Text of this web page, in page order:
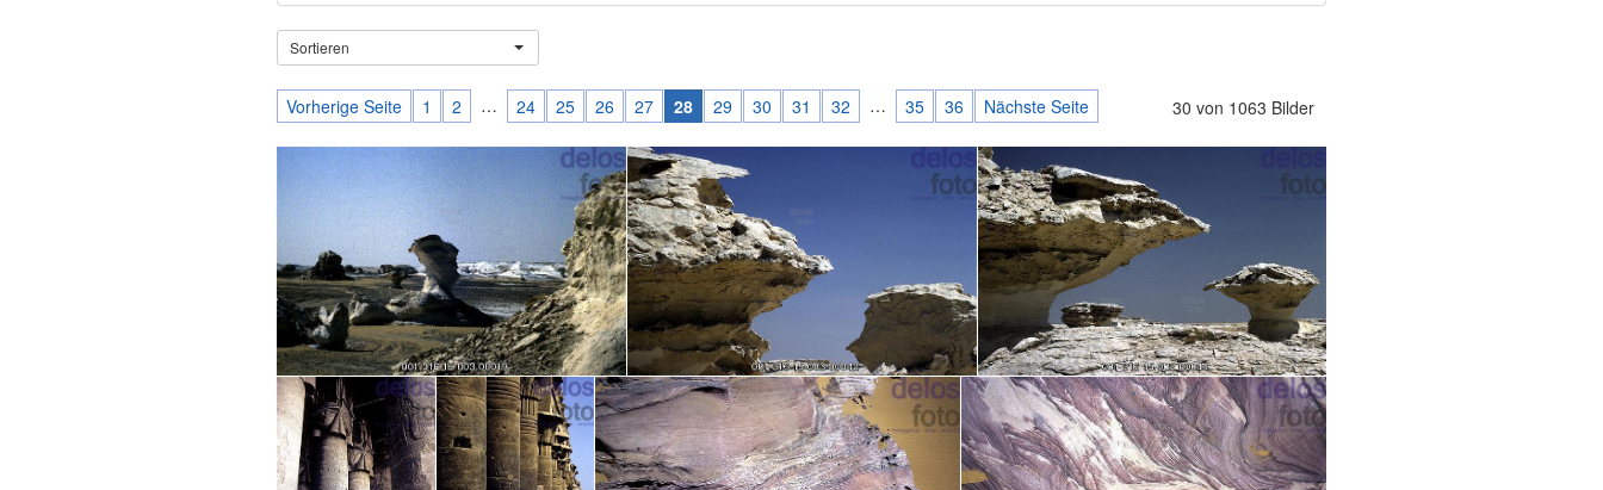
Sortieren
30 von 1063 Bilder
Vorherige Seite 1 2 … 24 25 26 27 28 29 30 31 32 … 35 36 Nächste Seite